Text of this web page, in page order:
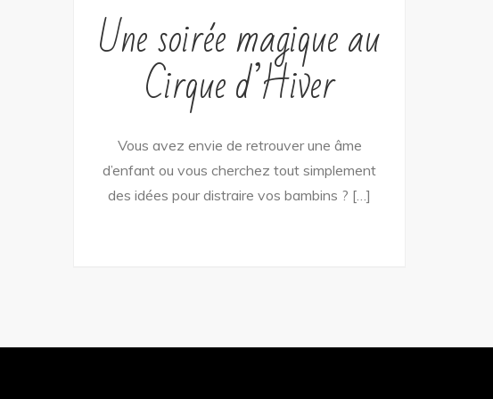
Une soirée magique au
Cirque d’Hiver
Vous avez envie de retrouver une âme
d’enfant ou vous cherchez tout simplement
des idées pour distraire vos bambins ? […]